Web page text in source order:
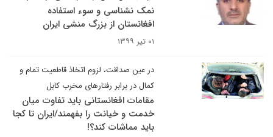
نمک نشناسی و سوء استفاده
افغانستان از بزرگ منشی ایران
۰۱ تیر ۱۳۹۹
در عین صداقت، لزوم اتخاذ قاطعیت تمام و
کمال در برابر رفتارهای مخرب کابل
مقامات افغانستانی باید تفاوت میان
خدمت و خیانت را بفهمند/ایران تا کجا
باید مماشات کند؟!